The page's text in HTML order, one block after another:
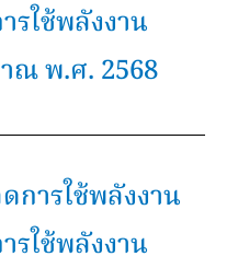
ใช้พลังงาน
ณ พ.ศ. 2568
ารใช้พลังงาน
ใช้พลังงาน